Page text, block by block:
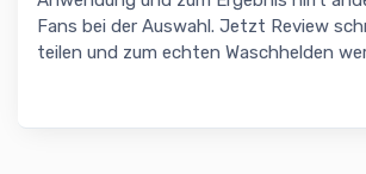
Fans bei der Auswahl. Jetzt Review
teilen und zum echten Waschhelden